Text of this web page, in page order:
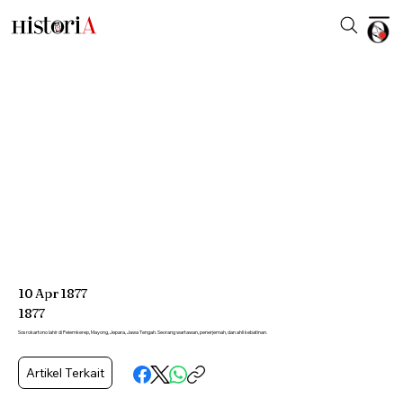
10Apr1877
1877
Sosrokartono lahir di Pelemkerep, Mayong, Jepara, Jawa Tengah. Seorang wartawan, penerjemah, dan ahli kebatinan.
Artikel Terkait